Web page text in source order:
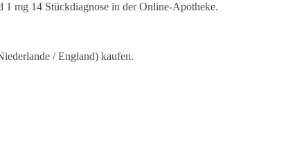
1 mg 14 Stückdiagnose in der Online-Apotheke.
/ England) kaufen.